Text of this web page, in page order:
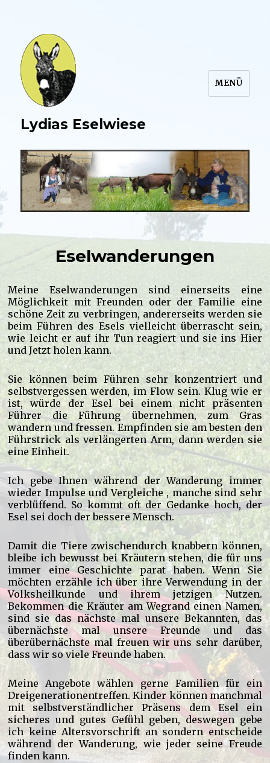
Lydias Eselwiese
MENÜ
Eselwanderungen
Meine Eselwanderungen sind einerseits eine
Möglichkeit mit Freunden oder der Familie eine
schöne Zeit zu verbringen, andererseits werden sie
beim Führen des Esels vielleicht überrascht sein,
wie leicht er auf ihr Tun reagiert und sie ins Hier
und Jetzt holen kann.
Sie können beim Führen sehr konzentriert und
selbstvergessen werden, im Flow sein. Klug wie er
ist, würde der Esel bei einem nicht präsenten
Führer die Führung übernehmen, zum Gras
wandern und fressen. Empfinden sie am besten den
Führstrick als verlängerten Arm, dann werden sie
eine Einheit.
Ich gebe Ihnen während der Wanderung immer
wieder Impulse und Vergleiche , manche sind sehr
verblüffend. So kommt oft der Gedanke hoch, der
Esel sei doch der bessere Mensch.
Damit die Tiere zwischendurch knabbern können,
bleibe ich bewusst bei Kräutern stehen, die für uns
immer eine Geschichte parat haben. Wenn Sie
möchten erzähle ich über ihre Verwendung in der
Volksheilkunde und ihrem jetzigen Nutzen.
Bekommen die Kräuter am Wegrand einen Namen,
sind sie das nächste mal unsere Bekannten, das
übernächste mal unsere Freunde und das
überübernächste mal freuen wir uns sehr darüber,
dass wir so viele Freunde haben.
Meine Angebote wählen gerne Familien für ein
Dreigenerationentreffen. Kinder können manchmal
mit selbstverständlicher Präsens dem Esel ein
sicheres und gutes Gefühl geben, deswegen gebe
ich keine Altersvorschrift an sondern entscheide
während der Wanderung, wie jeder seine Freude
finden kann.